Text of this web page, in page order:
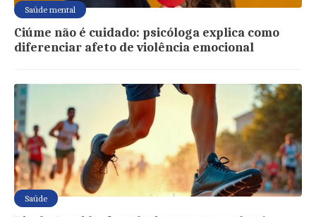
Saúde mental
Ciúme não é cuidado: psicóloga explica como
diferenciar afeto de violência emocional
Saúde